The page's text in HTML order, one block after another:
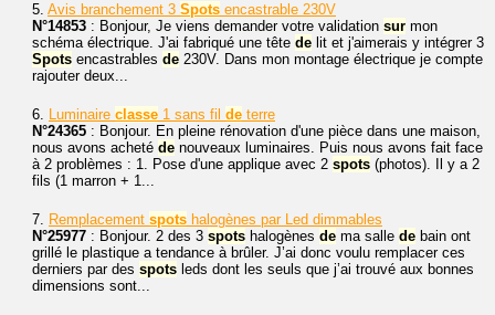
5. Avis branchement 3 Spots encastrable 230V
N°14853 : Bonjour, Je viens demander votre validation sur mon
schéma électrique. J'ai fabriqué une tête de lit et j'aimerais y intégrer 3
Spots encastrables de 230V. Dans mon montage électrique je compte
rajouter deux...
6. Luminaire classe 1 sans fil de terre
N°24365 : Bonjour. En pleine rénovation d'une pièce dans une maison,
nous avons acheté de nouveaux luminaires. Puis nous avons fait face
à 2 problèmes : 1. Pose d'une applique avec 2 spots (photos). Il y a 2
fils (1 marron + 1...
7. Remplacement spots halogènes par Led dimmables
N°25977 : Bonjour. 2 des 3 spots halogènes de ma salle de bain ont
grillé le plastique a tendance à brûler. J’ai donc voulu remplacer ces
derniers par des spots leds dont les seuls que j’ai trouvé aux bonnes
dimensions sont...